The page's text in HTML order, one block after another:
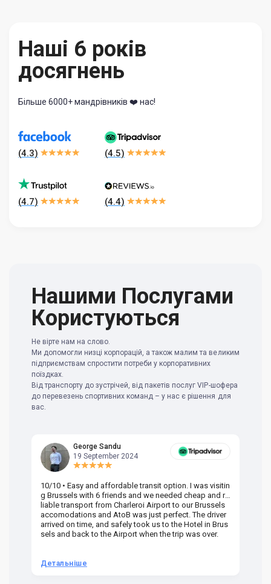
Наші 6 років
досягнень
Більше 6000+ мандрівників ❤️ нас!
(4.3) (4.5)
(4.7) (4.4)
Нашими Послугами
Користуються
Не вірте нам на слово.
Ми допомогли низці корпорацій, а також малим та великим
підприємствам спростити потреби у корпоративних
поїздках.
Від транспорту до зустрічей, від пакетів послуг VIP-шофера
до перевезень спортивних команд – у нас є рішення для
вас.
George Sandu
19 September 2024
10/10 • Easy and affordable transit option. I was visitin
g Brussels with 6 friends and we needed cheap and re
liable transport from Charleroi Airport to our Brussels
accomodations and AtoB was just perfect. The driver
arrived on time, and safely took us to the Hotel in Brus
sels and back to the Airport when the trip was over.
Детальніше